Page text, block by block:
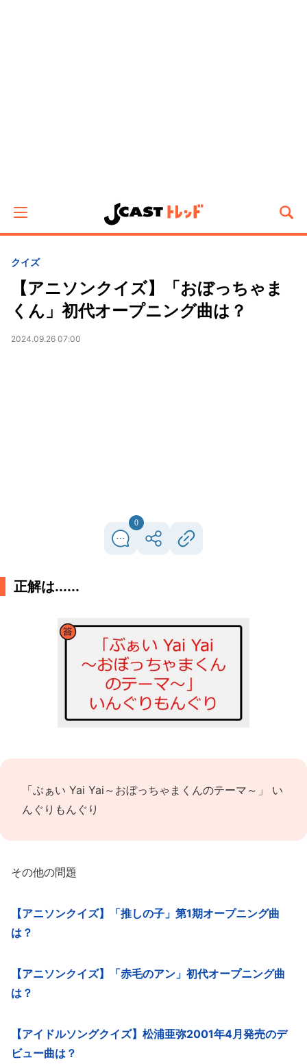
クイズ
【アニソンクイズ】「おぼっちゃま
くん」初代オープニング曲は？
2024.09.26 07:00
0
正解は......
「ぶぁい Yai Yai～おぼっちゃまくんのテーマ～」 い
んぐりもんぐり
その他の問題
【アニソンクイズ】「推しの子」第1期オープニング曲
は？
【アニソンクイズ】「赤毛のアン」初代オープニング曲
は？
【アイドルソングクイズ】松浦亜弥2001年4月発売のデ
ビュー曲は？